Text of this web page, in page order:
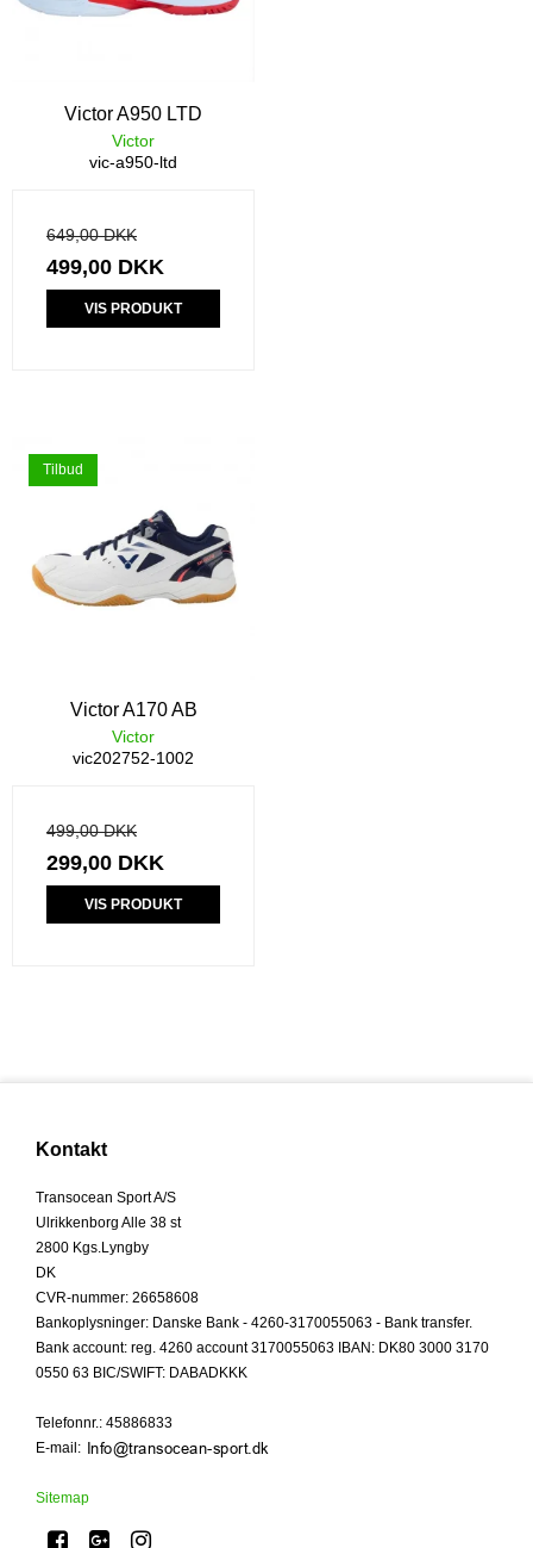
Victor A950 LTD
Victor
vic-a950-ltd
649,00 DKK
499,00 DKK
VIS PRODUKT
Tilbud
Victor A170 AB
Victor
vic202752-1002
499,00 DKK
299,00 DKK
VIS PRODUKT
Kontakt
Transocean Sport A/S
Ulrikkenborg Alle 38 st
2800 Kgs.Lyngby
DK
CVR-nummer: 26658608
Bankoplysninger: Danske Bank - 4260-3170055063 - Bank transfer.
Bank account: reg. 4260 account 3170055063 IBAN: DK80 3000 3170
0550 63 BIC/SWIFT: DABADKKK
Telefonnr.: 45886833
E-mail :
Sitemap